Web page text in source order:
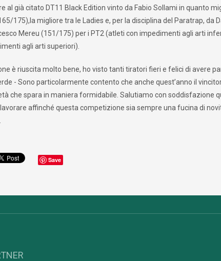
al già citato DT11 Black Edition vinto da Fabio Sollami in quanto
175),la migliore tra le Ladies e, per la disciplina del Paratrap, da
Mereu (151/175) per i PT2 (atleti con impedimenti agli arti
agli arti superiori).
è riuscita molto bene, ho visto tanti tiratori fieri e felici di avere
- Sono particolarmente contento che anche quest’anno il
che spara in maniera formidabile. Salutiamo con soddisfazione
affinché questa competizione sia sempre una fucina di
Save